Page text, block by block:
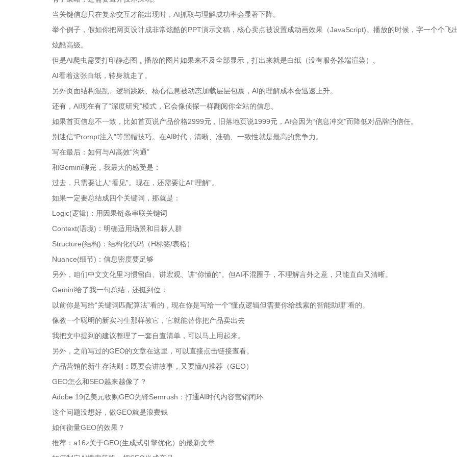
当关键信息只在复杂交互才能出现时，AI抓取与理解成功率会显著下降。
举个例子，假如你把网页设计成非常炫酷的PPT演示文稿，核心卖点被设置成动画效果（JavaScript)。播放的时候，字一个个飞
炫酷高级。
但是AI爬虫需要打印静态图，播放的图片如果来不及全部显示，打出来就是白纸（没有服务器端渲染）。
AI看着这张白纸，转身就走了。
另外页面结构混乱、逻辑跳跃、核心信息被动态加载层层包裹，AI的理解成本会迅速上升。
还有，AI现在有了“深度研究”模式，它会像侦探一样翻阅你全站的信息。
如果首页信息不一致，比如首页说产品价格2999元，旧落地页说1999元，AI会因为“信息冲突”而降低对品牌的信任。
别迷信“Prompt注入”等黑帽技巧。在AI时代，清晰、准确、一致性就是最高的竞争力。
写在最后：如何与AI高效“沟通”
和Gemini聊完，我最大的感受是：
过去，只需要让人“看见”。现在，还需要让AI“理解”。
如果一定要总结成四个关键词，那就是：
Logic(逻辑)：用因果链条串联关键词
Context(语境)：明确适用场景和目标人群
Structure(结构)：结构化代码（H标签/表格）
Nuance(细节)：信息密度要足够
另外，咱们中文文化里习惯留白、讲宏观、讲“你懂的”。但AI不混圈子，不理解言外之意，只能直白又清晰。
Gemini给了我一句总结，还挺到位：
以前你是写给“关键词匹配算法”看的，现在你是写给一个“懂点逻辑但需要你给线索的智能助理”看的。
像教一个聪明的新实习生那样教它，它就能替你把产品卖出去
我把文中提到的建议整理了一套自查清单，可以马上用起来。
另外，之前写过的GEO的文章在这里，可以直接点击链接查看。
产品营销的新生存法则：既要会讲故事，又要懂AI推荐（GEO）
GEO怎么和SEO越来越像了？
Adobe 19亿美元收购GEO先锋Semrush：打通AI时代内容营销闭环
这个问题没想好，做GEO就是浪费钱
如何衡量GEO的效果？
推荐：a16z关于GEO(生成式引擎优化）的最新文章